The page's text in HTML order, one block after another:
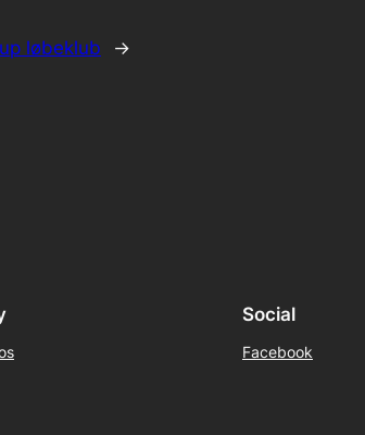
løbeklub →
Social
Facebook